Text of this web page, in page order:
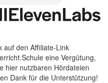
auf den Affiliate-Link
eine Vergütung,
hier nutzbaren Hördateien
Dank für die Unterstützung!